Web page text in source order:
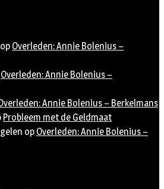
op Overleden: Annie Bolenius –
Overleden: Annie Bolenius –
Annie Bolenius – Berkelmans
Probleem met de Geldmaat
op Overleden: Annie Bolenius –